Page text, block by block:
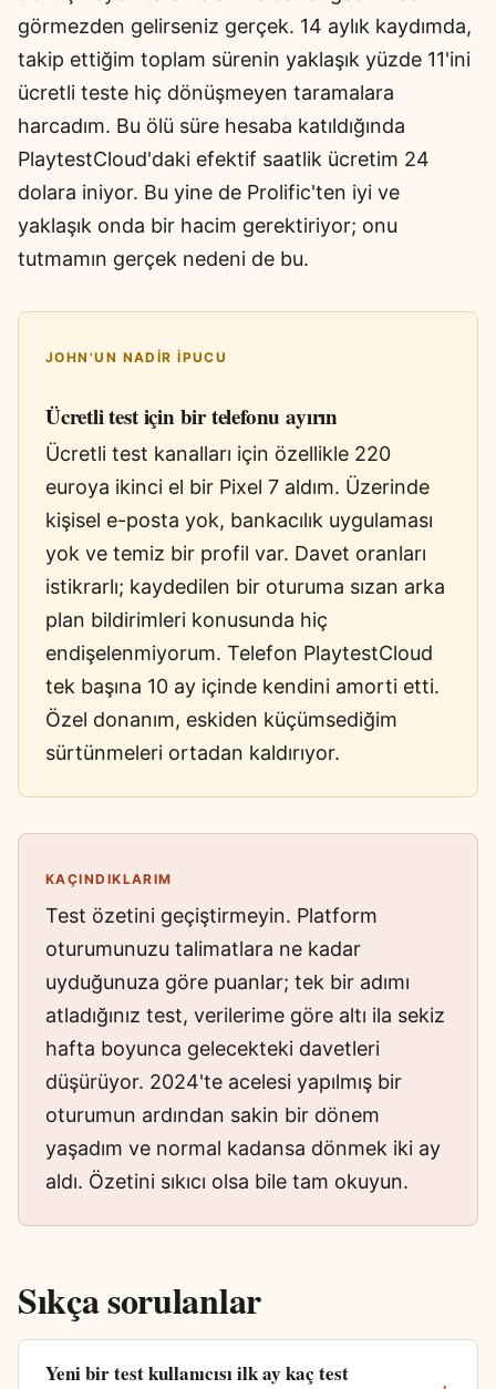
görmezden gelirseniz gerçek. 14 aylık kaydımda,
takip ettiğim toplam sürenin yaklaşık yüzde 11'ini
ücretli teste hiç dönüşmeyen taramalara
harcadım. Bu ölü süre hesaba katıldığında
PlaytestCloud'daki efektif saatlik ücretim 24
dolara iniyor. Bu yine de Prolific'ten iyi ve
yaklaşık onda bir hacim gerektiriyor; onu
tutmamın gerçek nedeni de bu.
JOHN'UN NADIR IPUCU
Ücretli test için bir telefonu ayırın
Ücretli test kanalları için özellikle 220
euroya ikinci el bir Pixel 7 aldım. Üzerinde
kişisel e-posta yok, bankacılık uygulaması
yok ve temiz bir profil var. Davet oranları
istikrarlı; kaydedilen bir oturuma sızan arka
plan bildirimleri konusunda hiç
endişelenmiyorum. Telefon PlaytestCloud
tek başına 10 ay içinde kendini amorti etti.
Özel donanım, eskiden küçümsediğim
sürtünmeleri ortadan kaldırıyor.
KAÇINDIKLARIM
Test özetini geçiştirmeyin. Platform
oturumunuzu talimatlara ne kadar
uyduğunuza göre puanlar; tek bir adımı
atladığınız test, verilerime göre altı ila sekiz
hafta boyunca gelecekteki davetleri
düşürüyor. 2024'te acelesi yapılmış bir
oturumun ardından sakin bir dönem
yaşadım ve normal kadansa dönmek iki ay
aldı. Özetini sıkıcı olsa bile tam okuyun.
Sıkça sorulanlar
Yeni bir test kullanıcısı ilk ay kaç test